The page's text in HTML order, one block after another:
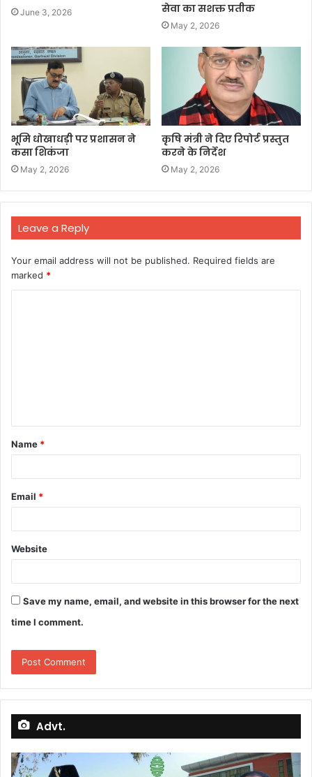
June 3, 2026
सेवा का सशक्त प्रतीक
May 2, 2026
भूमि धोखाधड़ी पर प्रशासन ने
कसा शिकंजा
May 2, 2026
कृषि मंत्री ने दिए रिपोर्ट प्रस्तुत
करने के निर्देश
May 2, 2026
Leave a Reply
Your email address will not be published. Required fields are
marked *
t
*
Name *
Email *
Website
Save my name, email, and website in this browser for the next
time I comment.
Advt.